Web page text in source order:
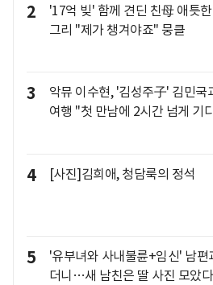
2
'17억 빚' 함께 견딘 친母 애틋
그리 "제가 챙겨야죠" 뭉클
3
악뮤 이수현, '김성주子' 김민국
여행 "첫 만남에 2시간 넘게 기
4 [사진]김희애, 청담룩의 정석
5
'유부녀와 사내불륜+임신' 남편
더니…새 남친은 딸 사진 모았